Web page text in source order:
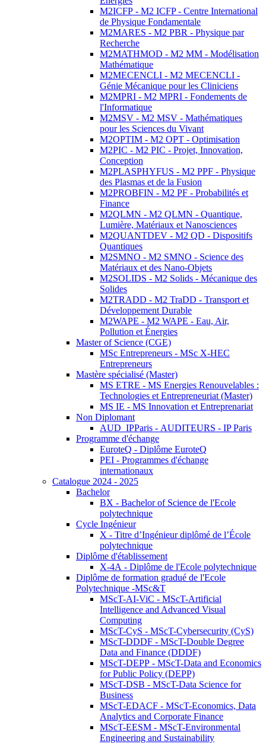
M2ICFP - M2 ICFP - Centre International
de Physique Fondamentale
M2MARES - M2 PBR - Physique par
Recherche
M2MATHMOD - M2 MM - Modélisation
Mathématique
M2MECENCLI - M2 MECENCLI -
Génie Mécanique pour les Cliniciens
M2MPRI - M2 MPRI - Fondements de
l'Informatique
M2MSV - M2 MSV - Mathématiques
pour les Sciences du Vivant
M2OPTIM - M2 OPT - Optimisation
M2PIC - M2 PIC - Projet, Innovation,
Conception
M2PLASPHYFUS - M2 PPF - Physique
des Plasmas et de la Fusion
M2PROBFIN - M2 PF - Probabilités et
Finance
M2QLMN - M2 QLMN - Quantique,
Lumière, Matériaux et Nanosciences
M2QUANTDEV - M2 QD - Dispositifs
Quantiques
M2SMNO - M2 SMNO - Science des
Matériaux et des Nano-Objets
M2SOLIDS - M2 Solids - Mécanique des
Solides
M2TRADD - M2 TraDD - Transport et
Développement Durable
M2WAPE - M2 WAPE - Eau, Air,
Pollution et Énergies
Master of Science (CGE)
MSc Entrepreneurs - MSc X-HEC
Entrepreneurs
Mastère spécialisé (Master)
MS ETRE - MS Energies Renouvelables :
Technologies et Entrepreneuriat (Master)
MS IE - MS Innovation et Entreprenariat
Non Diplomant
AUD_IPParis - AUDITEURS - IP Paris
Programme d'échange
EuroteQ - Diplôme EuroteQ
PEI - Programmes d'échange
internationaux
Catalogue 2024 - 2025
Bachelor
BX - Bachelor of Science de l'Ecole
polytechnique
Cycle Ingénieur
X - Titre d’Ingénieur diplômé de l’École
polytechnique
Diplôme d'établissement
X-4A - Diplôme de l'Ecole polytechnique
Diplôme de formation gradué de l'Ecole
Polytechnique -MSc&T
MScT-AI-ViC - MScT-Artificial
Intelligence and Advanced Visual
Computing
MScT-CyS - MScT-Cybersecurity (CyS)
MScT-DDDF - MScT-Double Degree
Data and Finance (DDDF)
MScT-DEPP - MScT-Data and Economics
for Public Policy (DEPP)
MScT-DSB - MScT-Data Science for
Business
MScT-EDACF - MScT-Economics, Data
Analytics and Corporate Finance
MScT-EESM - MScT-Environmental
Engineering and Sustainability